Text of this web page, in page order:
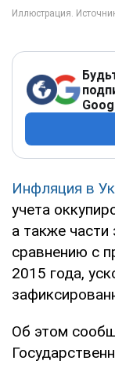
Инфляция в
учета
а также
сравнению с
2015 года,
Об этом